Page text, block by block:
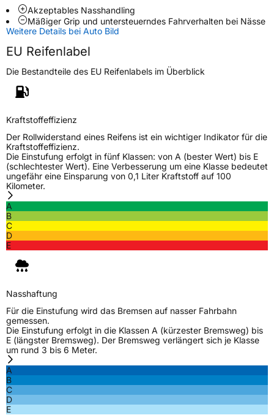
Nasshaftung B
Rollgeräusch (Klasse)
Fahrzeugklasse
EisgripNein
EPREL ID452847
Allgemeine Produktsicherheit (GPSR)
Akzeptables Nasshandling
Mäßiger Grip und untersteuerndes Fahrverhalten bei Nässe
Weitere Details bei Auto Bild
EU Reifenlabel
Die Bestandteile des EU Reifenlabels im Überblick
Kraftstoffeffizienz
Der Rollwiderstand eines Reifens ist ein wichtiger Indikator für die
Kraftstoffeffizienz.
Die Einstufung erfolgt in fünf Klassen: von A (bester Wert) bis E
(schlechtester Wert). Eine Verbesserung um eine Klasse bedeutet
ungefähr eine Einsparung von 0,1 Liter Kraftstoff auf 100
Kilometer.
A
B
C
D
E
Nasshaftung
Für die Einstufung wird das Bremsen auf nasser Fahrbahn
gemessen.
Die Einstufung erfolgt in die Klassen A (kürzester Bremsweg) bis
E (längster Bremsweg). Der Bremsweg verlängert sich je Klasse
um rund 3 bis 6 Meter.
A
B
C
D
E